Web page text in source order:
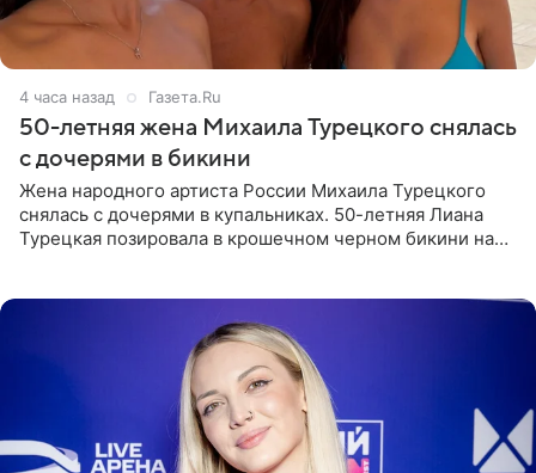
4 часа назад Газета.Ru
50-летняя жена Михаила Турецкого снялась
с дочерями в бикини
Жена народного артиста России Михаила Турецкого
снялась с дочерями в купальниках. 50-летняя Лиана
Турецкая позировала в крошечном черном бикини на